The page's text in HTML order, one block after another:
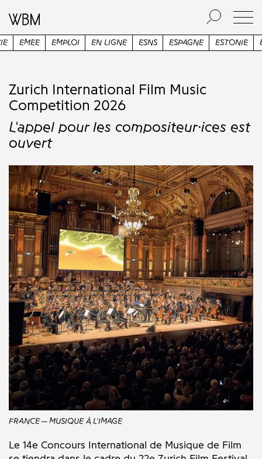
EN LIGNE ESNS ESPAGNE ESTONIE ETATS-UNIS ETUDES
Zurich International Film Music
Competition 2026
L'appel pour les compositeur·ices est
ouvert
FRANCE MUSIQUE À L'IMAGE
Le 14e Concours International de Musique de Film